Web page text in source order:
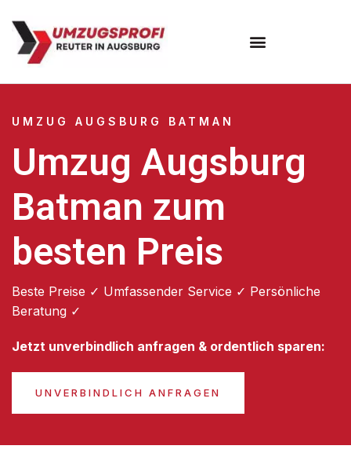
UMZUG AUGSBURG BATMAN
Umzug Augsburg
Batman zum
besten Preis
Beste Preise ✓ Umfassender Service ✓ Persönliche
Beratung ✓
Jetzt unverbindlich anfragen & ordentlich sparen:
UNVERBINDLICH ANFRAGEN